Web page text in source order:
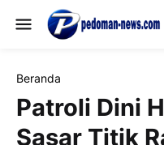
Beranda
Patroli Dini
Sasar Titik